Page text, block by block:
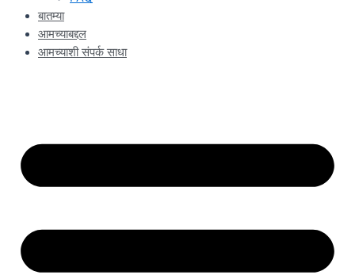
बातम्या
आमच्याबद्दल
आमच्याशी संपर्क साधा